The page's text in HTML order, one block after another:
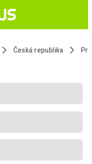
Česká republika